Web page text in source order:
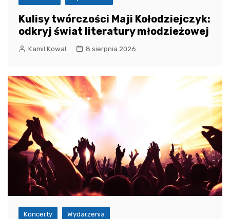
Kulisy twórczości Maji Kołodziejczyk:
odkryj świat literatury młodzieżowej
Kamil Kowal 8 sierpnia 2026
Koncerty Wydarzenia